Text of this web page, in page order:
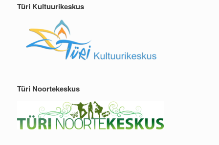
Türi Kultuurikeskus
Türi Noortekeskus